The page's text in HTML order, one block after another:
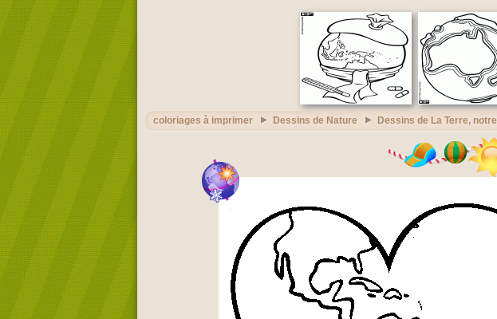
coloriages à imprimer Dessins de Nature Dessins de La Terre, notre